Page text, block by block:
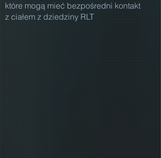
które mogą mieć bezpośredni kontakt
z ciałem z dziedziny RLT